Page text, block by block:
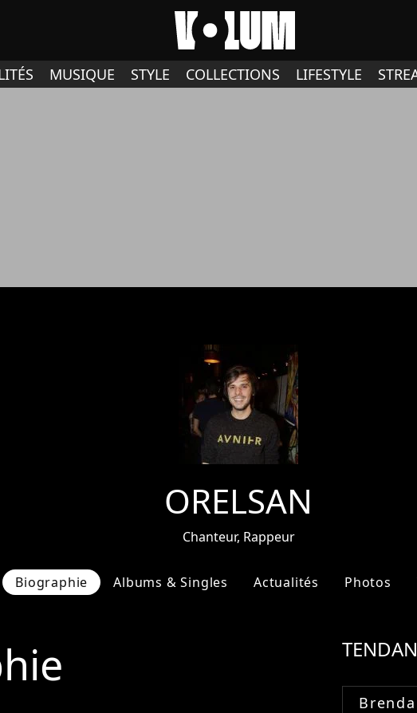
MUSIQUE STYLE COLLECTIONS LIFESTYLE
ORELSAN
Chanteur, Rappeur
Biographie Albums & Singles Actualités Photos